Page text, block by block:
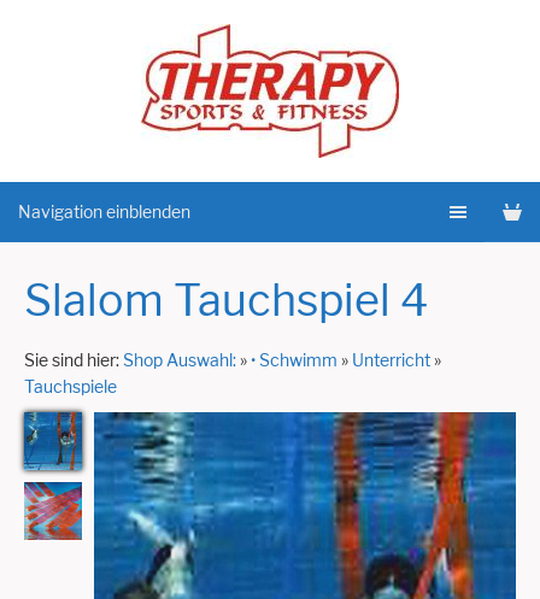
Navigation einblenden
Slalom Tauchspiel 4
Sie sind hier:Shop Auswahl:»• Schwimm » Unterricht»
Tauchspiele